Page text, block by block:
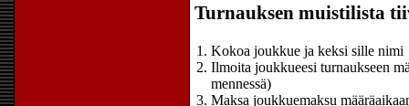
Turnauksen muistilista
Kokoa joukkue ja keksi sille nimi
Ilmoita joukkueesi turnaukseen
mennessä)
Maksa joukkuemaksu